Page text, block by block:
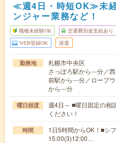
≪週4日・時短OK≫未
ンジャー業務など！
職種未経験OK 交通費別途支給あり
WEB登録OK 派遣
勤務地
札幌市中央区
さっぽろ駅から---分／
前駅から---分／ロープ
から---分
曜日頻度
週4日～ ■曜日固定の相
ください！
時間
1日5時間からOK！■シ
15:00(3)12:00…